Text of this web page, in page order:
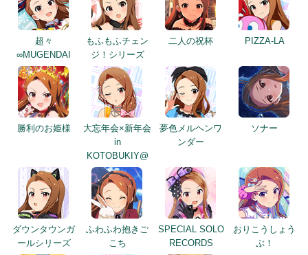
超々
∞MUGENDAI
もふもふチェン
ジ！シリーズ
二人の祝杯 PIZZA-LA
勝利のお姫様
大忘年会×新年会
in
KOTOBUKIY@
夢色メルヘンワ
ンダー
ソナー
ダウンタウンガ
ールシリーズ
ふわふわ抱きご
こち
SPECIAL SOLO
RECORDS
おりこうしょう
ぶ！